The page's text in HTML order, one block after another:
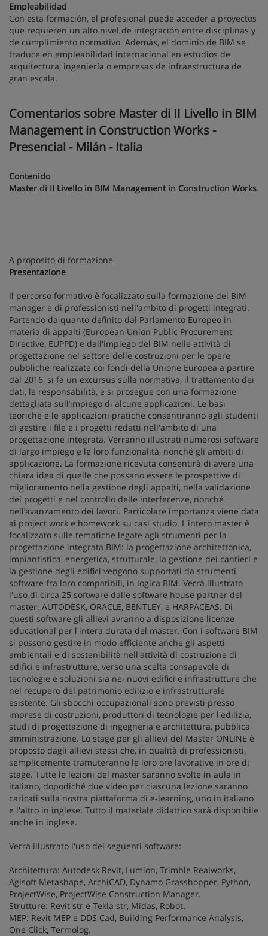
Empleabilidad
Con esta formación, el profesional puede acceder a proyectos
que requieren un alto nivel de integración entre disciplinas y
de cumplimiento normativo. Además, el dominio de BIM se
traduce en empleabilidad internacional en estudios de
arquitectura, ingeniería o empresas de infraestructura de
gran escala.
Comentarios sobre Master di II Livello in BIM
Management in Construction Works -
Presencial - Milán - Italia
Contenido
Master di II Livello in BIM Management in Construction Works.
A proposito di formazione
Presentazione
Il percorso formativo è focalizzato sulla formazione dei BIM
manager e di professionisti nell'ambito di progetti integrati.
Partendo da quanto definito dal Parlamento Europeo in
materia di appalti (European Union Public Procurement
Directive, EUPPD) e dall'impiego del BIM nelle attività di
progettazione nel settore delle costruzioni per le opere
pubbliche realizzate coi fondi della Unione Europea a partire
dal 2016, si fa un excursus sulla normativa, il trattamento dei
dati, le responsabilità, e si prosegue con una formazione
dettagliata sull’impiego di alcune applicazioni. Le basi
teoriche e le applicazioni pratiche consentiranno agli studenti
di gestire i file e i progetti redatti nell'ambito di una
progettazione integrata. Verranno illustrati numerosi software
di largo impiego e le loro funzionalità, nonché gli ambiti di
applicazione. La formazione ricevuta consentirà di avere una
chiara idea di quelle che possano essere le prospettive di
miglioramento nella gestione degli appalti, nella validazione
dei progetti e nel controllo delle interferenze, nonché
nell’avanzamento dei lavori. Particolare importanza viene data
ai project work e homework su casi studio. L'intero master è
focalizzato sulle tematiche legate agli strumenti per la
progettazione integrata BIM: la progettazione architettonica,
impiantistica, energetica, strutturale, la gestione dei cantieri e
la gestione degli edifici vengono supportati da strumenti
software fra loro compatibili, in logica BIM. Verrà illustrato
l'uso di circa 25 software dalle software house partner del
master: AUTODESK, ORACLE, BENTLEY, e HARPACEAS. Di
questi software gli allievi avranno a disposizione licenze
educational per l'intera durata del master. Con i software BIM
si possono gestire in modo efficiente anche gli aspetti
ambientali e di sostenibilità nell'attività di costruzione di
edifici e infrastrutture, verso una scelta consapevole di
tecnologie e soluzioni sia nei nuovi edifici e infrastrutture che
nel recupero del patrimonio edilizio e infrastrutturale
esistente. Gli sbocchi occupazionali sono previsti presso
imprese di costruzioni, produttori di tecnologie per l'edilizia,
studi di progettazione di ingegneria e architettura, pubblica
amministrazione. Lo stage per gli allievi del Master ONLINE è
proposto dagli allievi stessi che, in qualità di professionisti,
semplicemente tramuteranno le loro ore lavorative in ore di
stage. Tutte le lezioni del master saranno svolte in aula in
italiano, dopodiché due video per ciascuna lezione saranno
caricati sulla nostra piattaforma di e-learning, uno in italiano
e l'altro in inglese. Tutto il materiale didattico sarà disponibile
anche in inglese.
Verrà illustrato l'uso dei seguenti software:
Architettura: Autodesk Revit, Lumion, Trimble Realworks,
Agisoft Metashape, ArchiCAD, Dynamo Grasshopper, Python,
ProjectWise, ProjectWise Construction Manager.
Strutture: Revit str e Tekla str, Midas, Robot.
MEP: Revit MEP e DDS Cad, Building Performance Analysis,
One Click, Termolog.